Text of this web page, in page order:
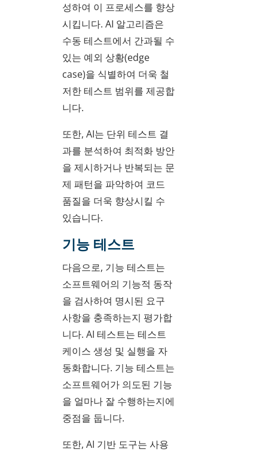
성하여 이 프로세스를 향상
시킵니다. AI 알고리즘은
수동 테스트에서 간과될 수
있는 예외 상황(edge
case)을 식별하여 더욱 철
저한 테스트 범위를 제공합
니다.
또한, AI는 단위 테스트 결
과를 분석하여 최적화 방안
을 제시하거나 반복되는 문
제 패턴을 파악하여 코드
품질을 더욱 향상시킬 수
있습니다.
기능 테스트
다음으로, 기능 테스트는
소프트웨어의 기능적 동작
을 검사하여 명시된 요구
사항을 충족하는지 평가합
니다. AI 테스트는 테스트
케이스 생성 및 실행을 자
동화합니다. 기능 테스트는
소프트웨어가 의도된 기능
을 얼마나 잘 수행하는지에
중점을 둡니다.
또한, AI 기반 도구는 사용